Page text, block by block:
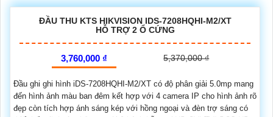
ĐẦU THU KTS HIKVISION IDS-7208HQHI-M2/XT
HỖ TRỢ 2 Ổ CỨNG
3,760,000 ₫ 5,370,000 ₫
Đầu ghi ghi hình iDS-7208HQHI-M2/XT có độ phân giải 5.0mp mang
đến hình ảnh màu ban đêm kết hợp với 4 camera IP cho hình ảnh rõ
đẹp còn tích hợp ánh sáng kép với hồng ngoại và đèn trợ sáng có